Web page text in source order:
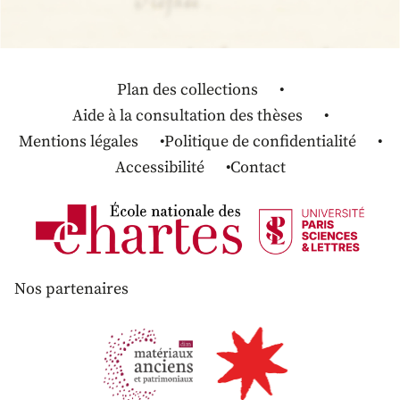
Plan des collections
Aide à la consultation des thèses
Mentions légales
Politique de confidentialité
Accessibilité
Contact
Nos partenaires